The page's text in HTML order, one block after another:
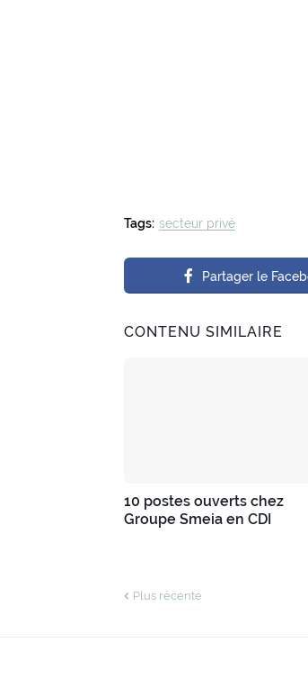
Tags: secteur privé
Partager le
CONTENU SIMILAIRE
10 postes ouverts chez
Groupe Smeia en CDI
Plus récente